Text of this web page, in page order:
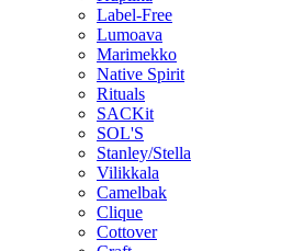
Label-Free
Lumoava
Marimekko
Native Spirit
Rituals
SACKit
SOL'S
Stanley/Stella
Vilikkala
Camelbak
Clique
Cottover